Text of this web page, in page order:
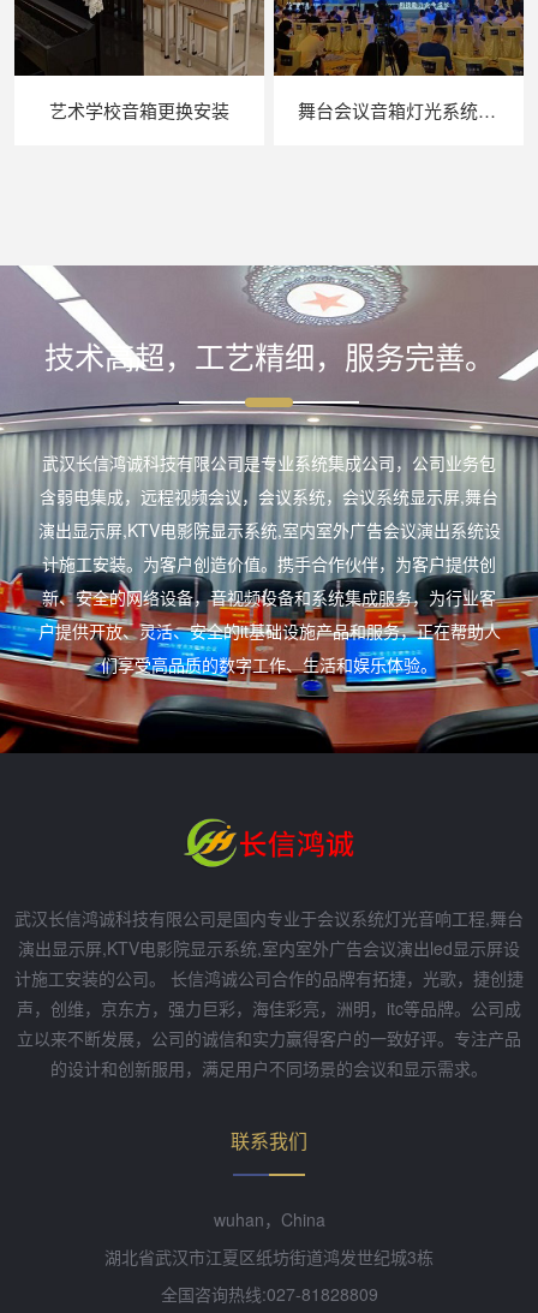
艺术学校音箱更换安装 舞台会议音箱灯光系统效果
技术高超，工艺精细，服务完善。
武汉长信鸿诚科技有限公司是专业系统集成公司，公司业务包
含弱电集成，远程视频会议，会议系统，会议系统显示屏,舞台
演出显示屏,KTV电影院显示系统,室内室外广告会议演出系统设
计施工安装。为客户创造价值。携手合作伙伴，为客户提供创
新、安全的网络设备，音视频设备和系统集成服务，为行业客
户提供开放、灵活、安全的it基础设施产品和服务，正在帮助人
们享受高品质的数字工作、生活和娱乐体验。
武汉长信鸿诚科技有限公司是国内专业于会议系统灯光音响工程,舞台
演出显示屏,KTV电影院显示系统,室内室外广告会议演出led显示屏设
计施工安装的公司。 长信鸿诚公司合作的品牌有拓捷，光歌，捷创捷
声，创维，京东方，强力巨彩，海佳彩亮，洲明，itc等品牌。公司成
立以来不断发展，公司的诚信和实力赢得客户的一致好评。专注产品
的设计和创新服用，满足用户不同场景的会议和显示需求。
联系我们
wuhan，China
湖北省武汉市江夏区纸坊街道鸿发世纪城3栋
全国咨询热线:027-81828809